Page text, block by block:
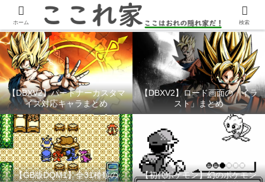
YouTubeチャンネル「ここれ家」
【DBXV2】パートナーカスタマ
イズ対応キャラまとめ
【DBXV2】ロード画面の「イラ
スト」まとめ
【GB版DQM1】全31種類の
【初代ポケモン】幻のポケモン
ホーム 検索